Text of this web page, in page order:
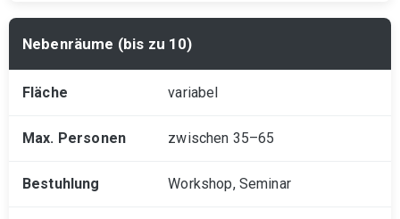
Nebenräume (bis zu 10)
variabel
zwischen 35–65
Workshop, Seminar